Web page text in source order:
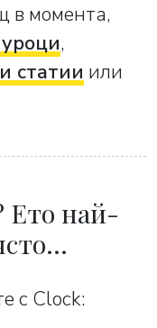
в момента,
,
статии или
Ето най-
с Clock: